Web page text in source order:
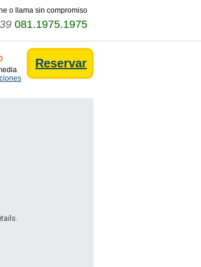
o llama sin compromiso
081.1975.1975
Reservar